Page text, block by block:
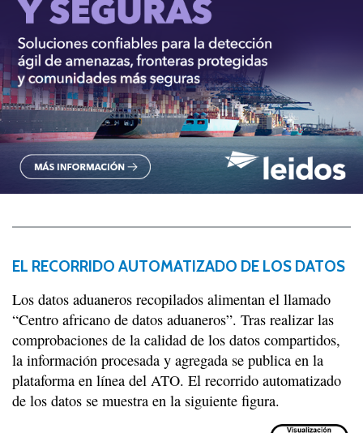
EL RECORRIDO AUTOMATIZADO DE LOS DATOS
Los datos aduaneros recopilados alimentan el llamado
“Centro africano de datos aduaneros”. Tras realizar las
comprobaciones de la calidad de los datos compartidos,
la información procesada y agregada se publica en la
plataforma en línea del ATO. El recorrido automatizado
de los datos se muestra en la siguiente figura.